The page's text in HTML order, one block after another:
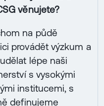
věnujete?
na půdě
provádět výzkum a
lépe naši
s vysokými
institucemi, s
definujeme